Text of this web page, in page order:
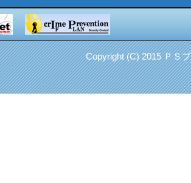
Copyright (C) 2015 ＰＳ